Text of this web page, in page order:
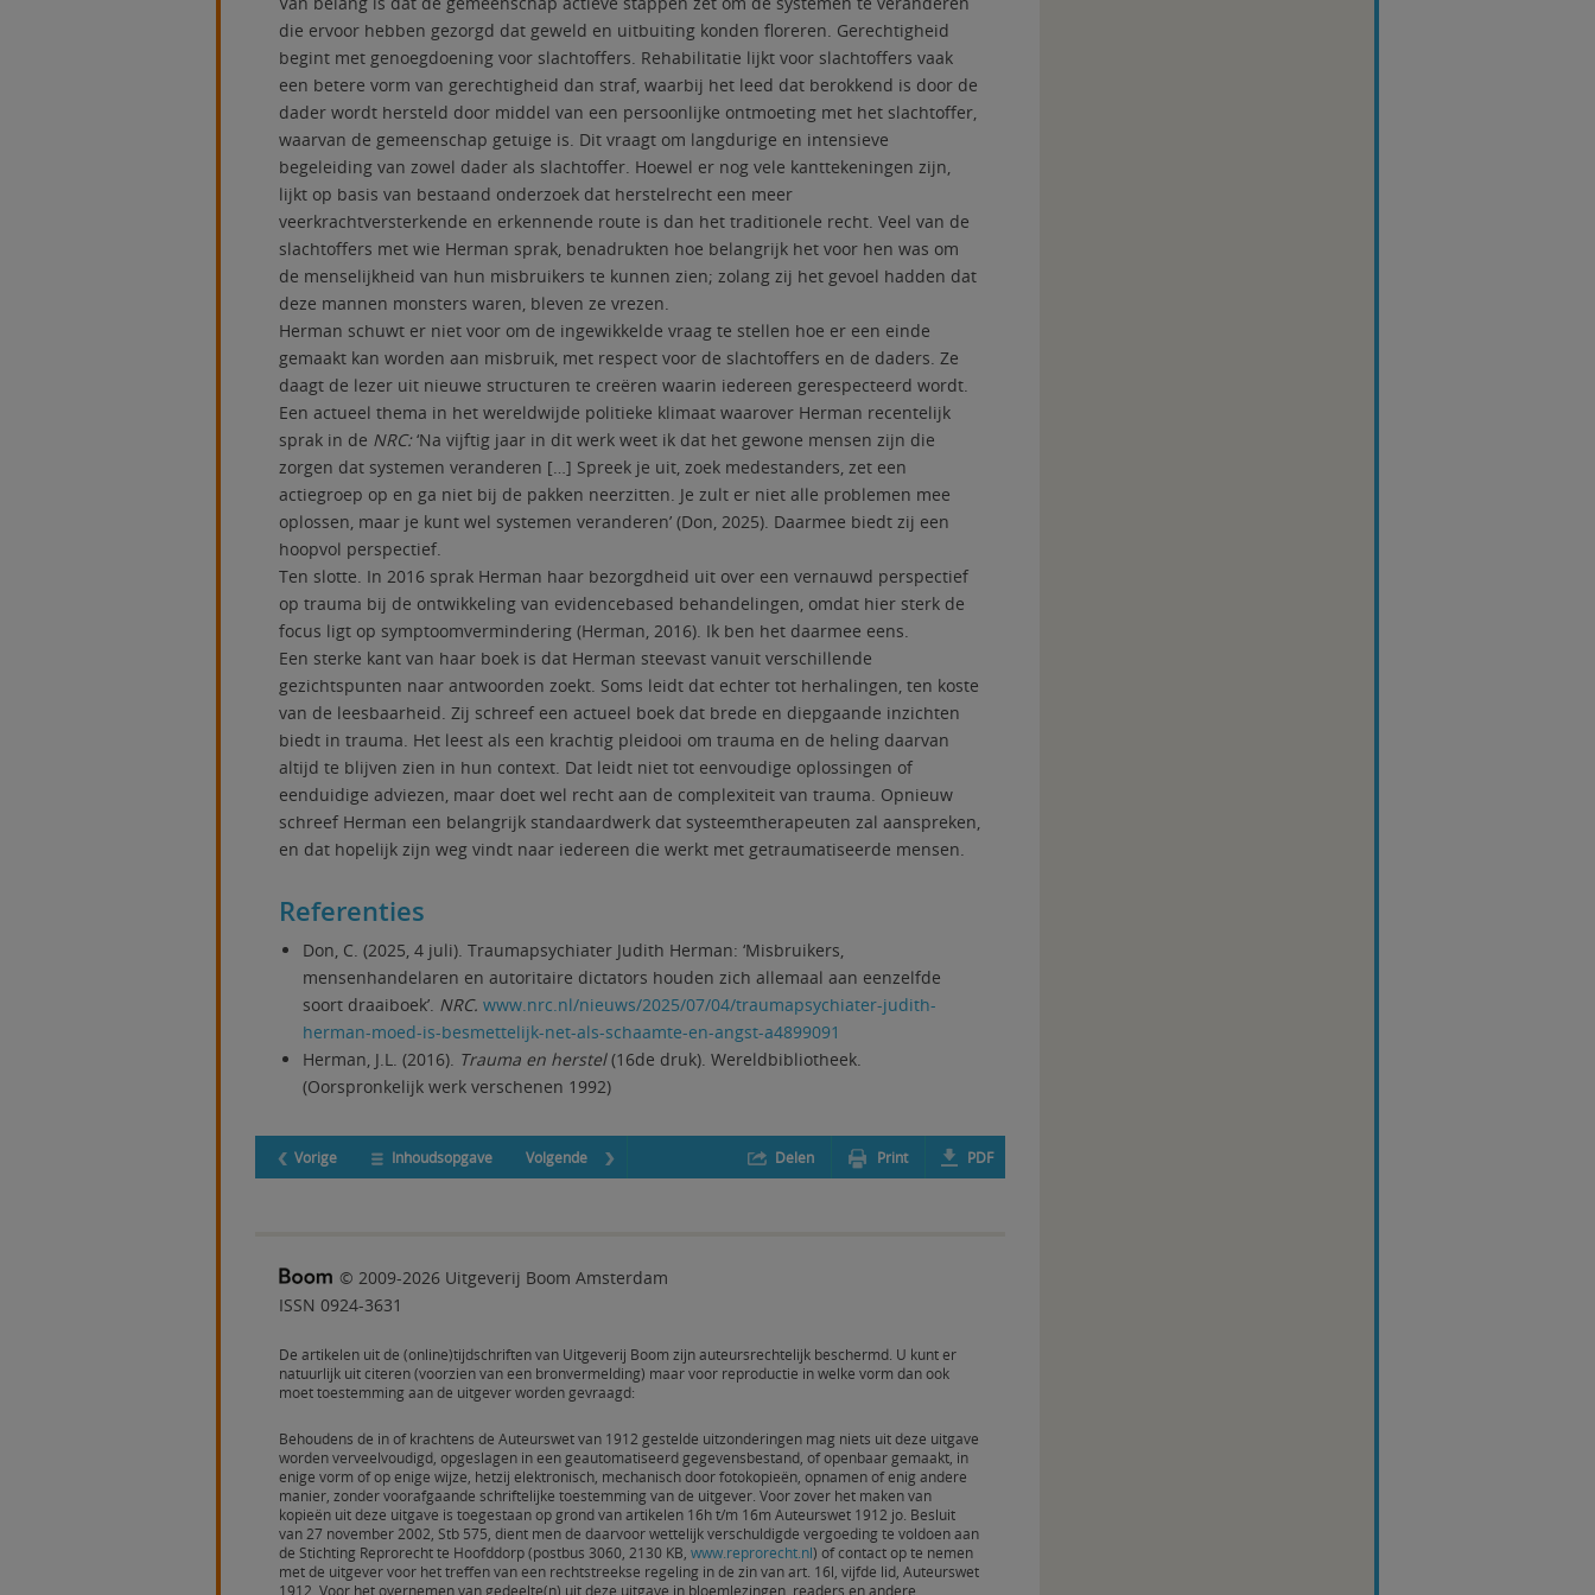
die ervoor hebben gezorgd dat geweld en uitbuiting konden floreren. Gerechtigheid
begint met genoegdoening voor slachtoffers. Rehabilitatie lijkt voor slachtoffers vaak
een betere vorm van gerechtigheid dan straf, waarbij het leed dat berokkend is door de
dader wordt hersteld door middel van een persoonlijke ontmoeting met het slachtoffer,
waarvan de gemeenschap getuige is. Dit vraagt om langdurige en intensieve
begeleiding van zowel dader als slachtoffer. Hoewel er nog vele kanttekeningen zijn,
lijkt op basis van bestaand onderzoek dat herstelrecht een meer
veerkrachtversterkende en erkennende route is dan het traditionele recht. Veel van de
slachtoffers met wie Herman sprak, benadrukten hoe belangrijk het voor hen was om
de menselijkheid van hun misbruikers te kunnen zien; zolang zij het gevoel hadden dat
deze mannen monsters waren, bleven ze vrezen.
Herman schuwt er niet voor om de ingewikkelde vraag te stellen hoe er een einde
gemaakt kan worden aan misbruik, met respect voor de slachtoffers en de daders. Ze
daagt de lezer uit nieuwe structuren te creëren waarin iedereen gerespecteerd wordt.
Een actueel thema in het wereldwijde politieke klimaat waarover Herman recentelijk
sprak in de NRC: ‘Na vijftig jaar in dit werk weet ik dat het gewone mensen zijn die
zorgen dat systemen veranderen […] Spreek je uit, zoek medestanders, zet een
actiegroep op en ga niet bij de pakken neerzitten. Je zult er niet alle problemen mee
oplossen, maar je kunt wel systemen veranderen’ (Don, 2025). Daarmee biedt zij een
hoopvol perspectief.
Ten slotte. In 2016 sprak Herman haar bezorgdheid uit over een vernauwd perspectief
op trauma bij de ontwikkeling van evidencebased behandelingen, omdat hier sterk de
focus ligt op symptoomvermindering (Herman, 2016). Ik ben het daarmee eens.
Een sterke kant van haar boek is dat Herman steevast vanuit verschillende
gezichtspunten naar antwoorden zoekt. Soms leidt dat echter tot herhalingen, ten koste
van de leesbaarheid. Zij schreef een actueel boek dat brede en diepgaande inzichten
biedt in trauma. Het leest als een krachtig pleidooi om trauma en de heling daarvan
altijd te blijven zien in hun context. Dat leidt niet tot eenvoudige oplossingen of
eenduidige adviezen, maar doet wel recht aan de complexiteit van trauma. Opnieuw
schreef Herman een belangrijk standaardwerk dat systeemtherapeuten zal aanspreken,
en dat hopelijk zijn weg vindt naar iedereen die werkt met getraumatiseerde mensen.
Referenties
Don, C. (2025, 4 juli). Traumapsychiater Judith Herman: ‘Misbruikers,
mensenhandelaren en autoritaire dictators houden zich allemaal aan eenzelfde
soort draaiboek’. NRC. www.nrc.nl/nieuws/2025/07/04/traumapsychiater-judith-
herman-moed-is-besmettelijk-net-als-schaamte-en-angst-a4899091
Herman, J.L. (2016). Trauma en herstel(16de druk). Wereldbibliotheek.
(Oorspronkelijk werk verschenen 1992)
Vorige Inhoudsopgave Volgende Delen Print PDF
© 2009-2026 Uitgeverij Boom Amsterdam
ISSN 0924-3631
De artikelen uit de (online)tijdschriften van Uitgeverij Boom zijn auteursrechtelijk beschermd. U kunt er
natuurlijk uit citeren (voorzien van een bronvermelding) maar voor reproductie in welke vorm dan ook
moet toestemming aan de uitgever worden gevraagd:
Behoudens de in of krachtens de Auteurswet van 1912 gestelde uitzonderingen mag niets uit deze uitgave
worden verveelvoudigd, opgeslagen in een geautomatiseerd gegevensbestand, of openbaar gemaakt, in
enige vorm of op enige wijze, hetzij elektronisch, mechanisch door fotokopieën, opnamen of enig andere
manier, zonder voorafgaande schriftelijke toestemming van de uitgever. Voor zover het maken van
kopieën uit deze uitgave is toegestaan op grond van artikelen 16h t/m 16m Auteurswet 1912 jo. Besluit
van 27 november 2002, Stb 575, dient men de daarvoor wettelijk verschuldigde vergoeding te voldoen aan
de Stichting Reprorecht te Hoofddorp (postbus 3060, 2130 KB,www.reprorecht.nl) of contact op te nemen
met de uitgever voor het treffen van een rechtstreekse regeling in de zin van art. 16l, vijfde lid, Auteurswet
1912. Voor het overnemen van gedeelte(n) uit deze uitgave in bloemlezingen, readers en andere